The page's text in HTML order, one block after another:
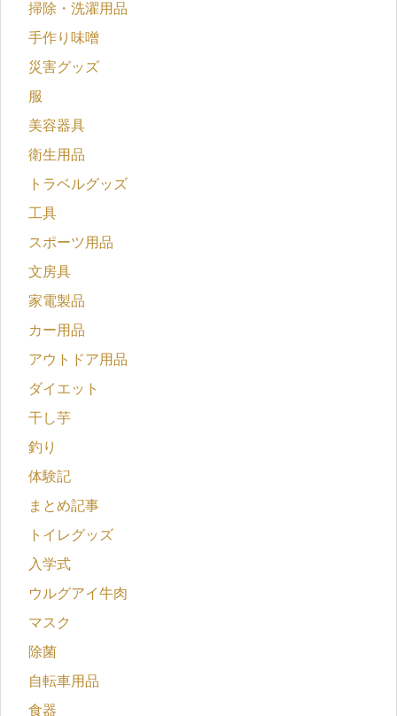
掃除・洗濯用品
手作り味噌
災害グッズ
服
美容器具
衛生用品
トラベルグッズ
工具
スポーツ用品
文房具
家電製品
カー用品
アウトドア用品
ダイエット
干し芋
釣り
体験記
まとめ記事
トイレグッズ
入学式
ウルグアイ牛肉
マスク
除菌
自転車用品
食器